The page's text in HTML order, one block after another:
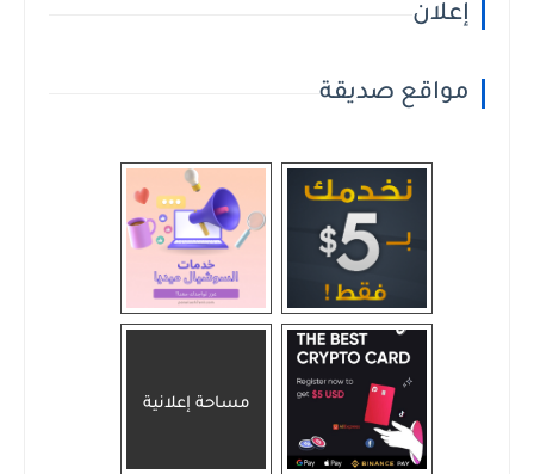
إعلان
مواقع صديقة
مساحة إعلانية